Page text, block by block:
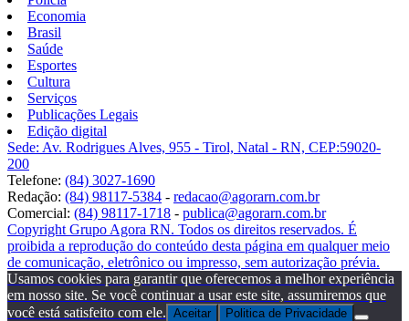
Economia
Brasil
Saúde
Esportes
Cultura
Serviços
Publicações Legais
Edição digital
Sede: Av. Rodrigues Alves, 955 - Tirol, Natal - RN, CEP:59020-
200
Telefone: (84) 3027-1690
Redação: (84) 98117-5384 - redacao@agorarn.com.br
Comercial: (84) 98117-1718 - publica@agorarn.com.br
Copyright Grupo Agora RN. Todos os direitos reservados. É
proibida a reprodução do conteúdo desta página em qualquer meio
de comunicação, eletrônico ou impresso, sem autorização prévia.
Usamos cookies para garantir que oferecemos a melhor experiência
em nosso site. Se você continuar a usar este site, assumiremos que
você está satisfeito com ele. Aceitar Politica de Privacidade